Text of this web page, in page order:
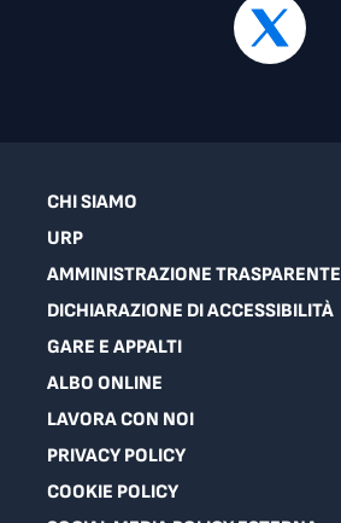
CHI SIAMO
URP
AMMINISTRAZIONE TRASPARENTE
DICHIARAZIONE DI ACCESSIBILITÀ
GARE E APPALTI
ALBO ONLINE
LAVORA CON NOI
PRIVACY POLICY
COOKIE POLICY